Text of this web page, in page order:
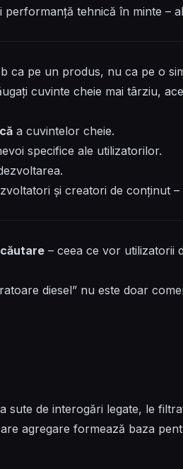
tehnică în minte –
ca pe un produs, nu ca pe o
cuvinte cheie mai târziu,
a cuvintelor cheie.
specifice ale utilizatorilor.
și creatori de conținut
– ceea ce vor utilizatorii
diesel” nu este doar
sute de interogări legate, le
agregare formează baza